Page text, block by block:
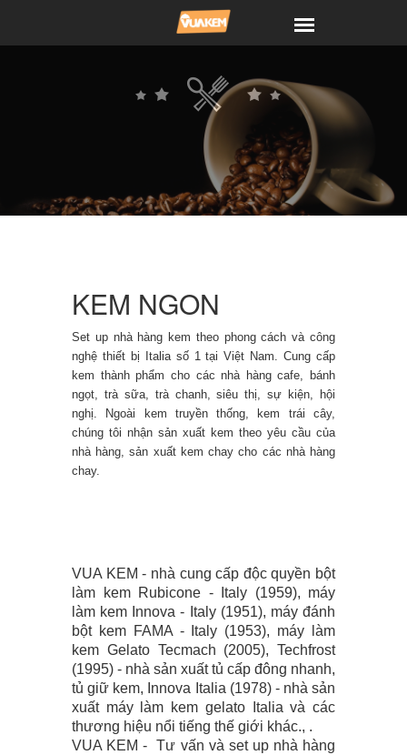
KEM NGON
Set up nhà hàng kem theo phong cách và công
nghệ thiết bị Italia số 1 tại Việt Nam. Cung cấp
kem thành phẩm cho các nhà hàng cafe, bánh
ngọt, trà sữa, trà chanh, siêu thị, sự kiện, hội
nghị. Ngoài kem truyền thống, kem trái cây,
chúng tôi nhận sản xuất kem theo yêu cầu của
nhà hàng, sản xuất kem chay cho các nhà hàng
chay.
VUA KEM - nhà cung cấp độc quyền bột
làm kem Rubicone - Italy (1959), máy
làm kem Innova - Italy (1951), máy đánh
bột kem FAMA - Italy (1953), máy làm
kem Gelato Tecmach (2005), Techfrost
(1995) - nhà sản xuất tủ cấp đông nhanh,
tủ giữ kem, Innova Italia (1978) - nhà sản
xuất máy làm kem gelato Italia và các
thương hiệu nổi tiếng thế giới khác., .
VUA KEM - Tư vấn và set up nhà hàng